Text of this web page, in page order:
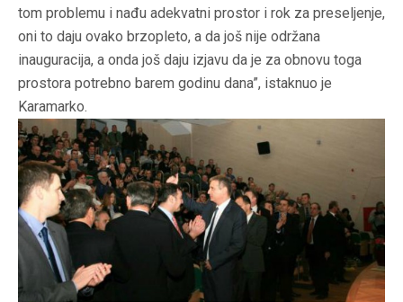
tom problemu i nađu adekvatni prostor i rok za preseljenje,
oni to daju ovako brzopleto, a da još nije održana
inauguracija, a onda još daju izjavu da je za obnovu toga
prostora potrebno barem godinu dana”, istaknuo je
Karamarko.